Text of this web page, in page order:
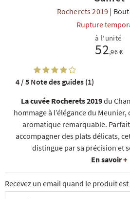
NOS COFFRETS DÉCOUVERTES
Rocherets 2019 |
Rupture
La cuvée Rocherets 2019du
hommage à l’élégance du
aromatique remarquable.
accompagner des plats délicats,
distingue par sa précision et
En savoir+
à l'unité
52,96 €
4 / 5Note des guides (1)
Recevez un email quand le produit